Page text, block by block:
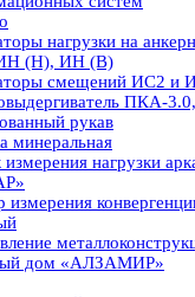
нагрузки на
(Н), ИН (В)
смещений ИС2 и
ПКА-
рукав
минеральная
измерения нагрузки
измерения
дом «АЛЗАМИР»